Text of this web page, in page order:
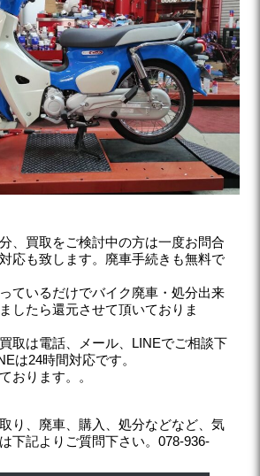
、買取をご検討中の方は一度お問合
応も致します。廃車手続きも無料で
ているだけでバイク廃車・処分出来
したら還元させて頂いておりま
取は電話、メール、LINEでご相談下
は24時間対応です。
おります。。
り、廃車、購入、処分などなど、気
下記よりご質問下さい。078-936-